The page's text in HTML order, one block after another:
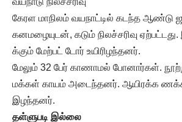
கேரள மாநிலம் வயநாட்டில் கடந்த ஆண்டு
கனமழையுடன், கடும் நிலச்சரிவு ஏற்பட்டது.
க்கும் மேற்பட் டோர் உயிரிழந்தனர்.
மேலும் 32 பேர் காணாமல் போனார்கள்.
மக்கள் காயம் அடைந்தனர். ஆயிரக்க
இழந்தனர்.
தள்ளுபடி இல்லை